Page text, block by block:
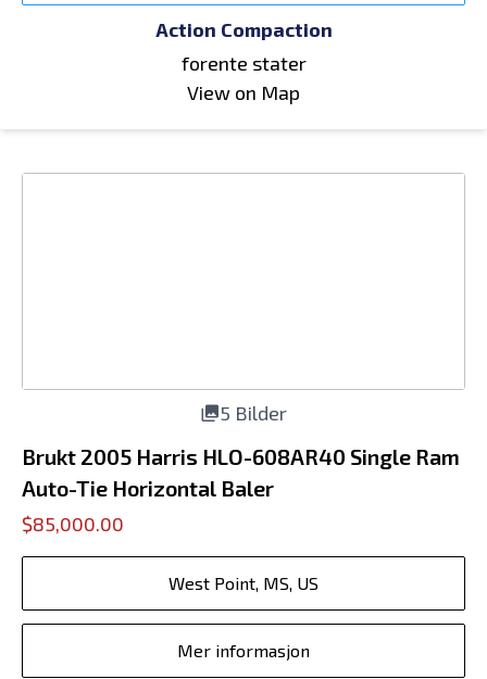
Action Compaction
forente stater
View on Map
5 Bilder
Brukt 2005 Harris HLO-608AR40 Single Ram
Auto-Tie Horizontal Baler
$85,000.00
West Point, MS, US
Mer informasjon